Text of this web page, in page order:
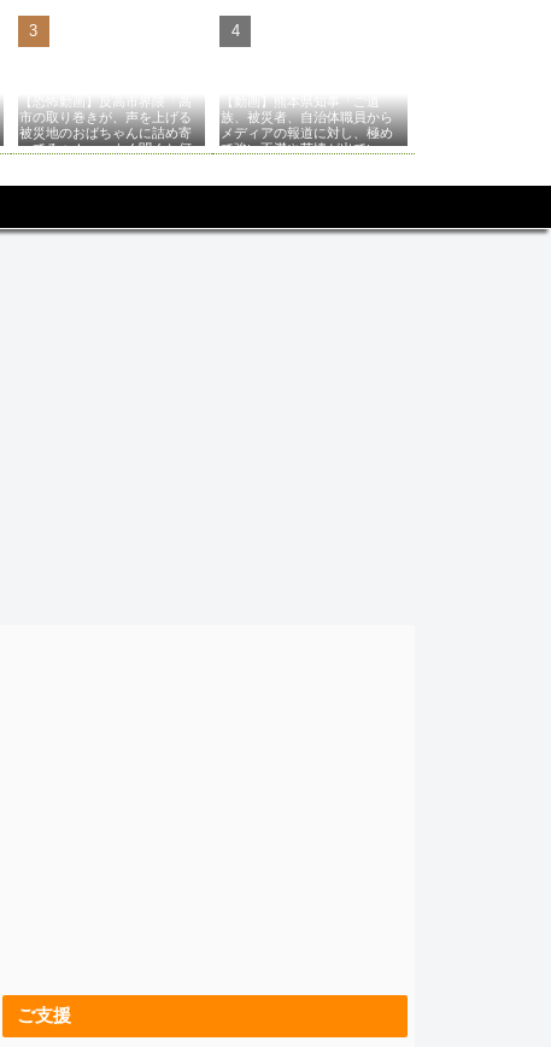
【恐怖動画】反高市界隈「高
市の取り巻きが、声を上げる
被災地のおばちゃんに詰め寄
ってるぅ！」→よく聞くと何
【動画】熊本県知事「ご遺
族、被災者、自治体職員から
メディアの報道に対し、極め
て強い不満や苦情が出てい
ご支援